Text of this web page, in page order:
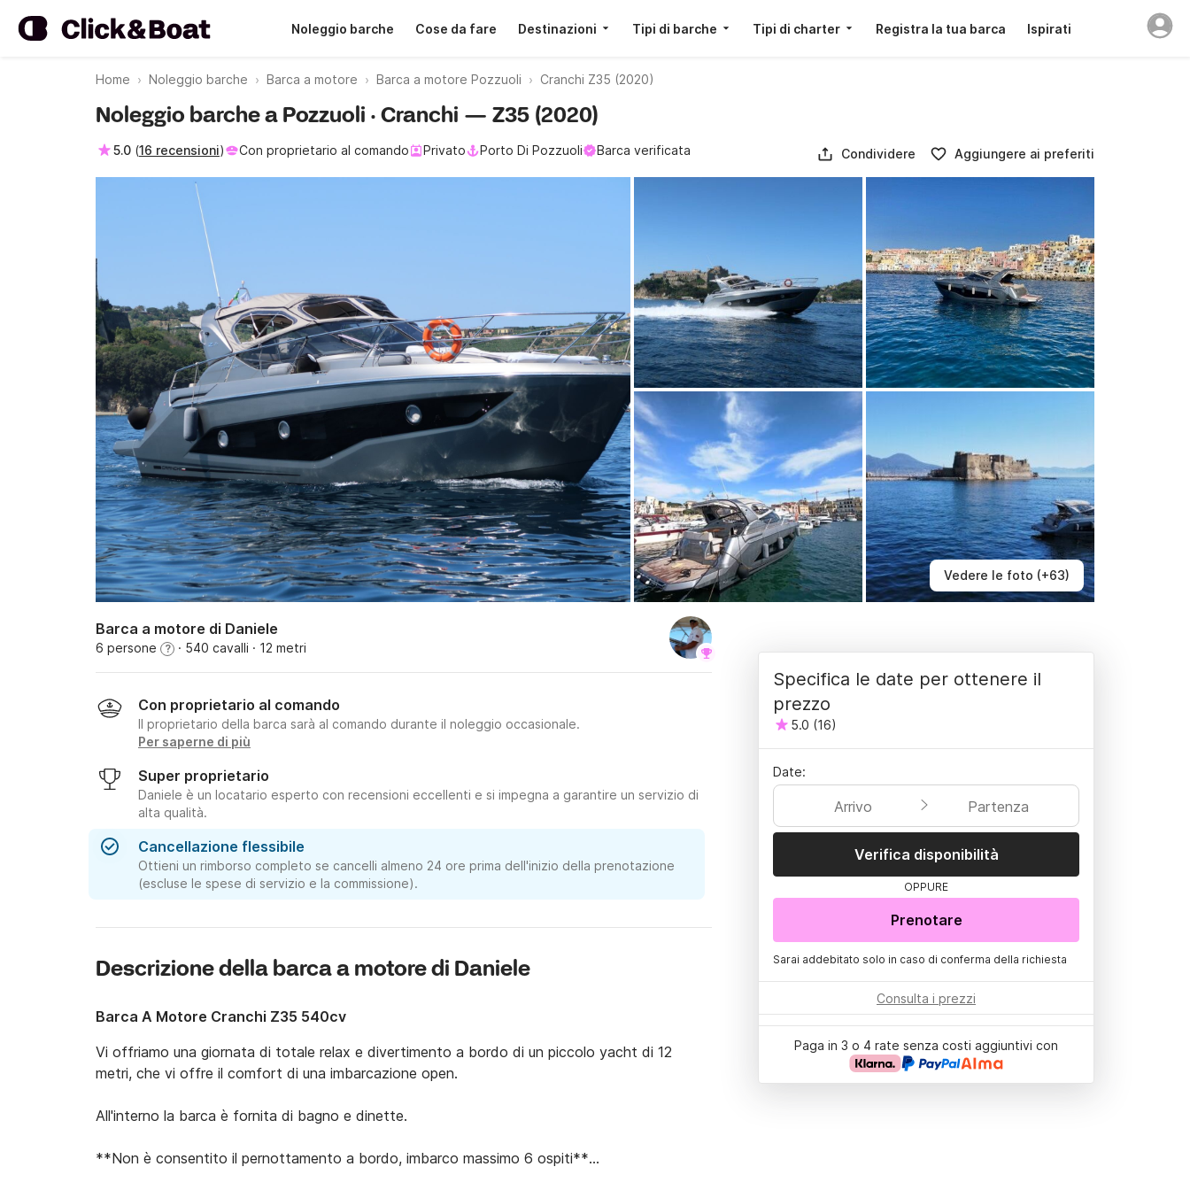
Noleggio barche Cose da fare Destinazioni Tipi di barche Tipi di charter Registra la tua barca Ispirati
Home Noleggio barche Barca a motore Barca a motore Pozzuoli Cranchi Z35 (2020)
Vedere le foto (+63)
Noleggio barche a Pozzuoli · Cranchi — Z35 (2020)
5.0 (16 recensioni) Con proprietario al comando Privato Porto Di Pozzuoli Barca verificata Condividere Aggiungere ai preferiti
Barca a motore di Daniele
6 persone ? · 540 cavalli · 12 metri
Con proprietario al comando
Il proprietario della barca sarà al comando durante il noleggio occasionale.
Per saperne di più
Super proprietario
Daniele è un locatario esperto con recensioni eccellenti e si impegna a garantire un servizio di
alta qualità.
Cancellazione flessibile
Ottieni un rimborso completo se cancelli almeno 24 ore prima dell'inizio della prenotazione
(escluse le spese di servizio e la commissione).
Descrizione della barca a motore di Daniele
Barca A Motore Cranchi Z35 540cv
Vi offriamo una giornata di totale relax e divertimento a bordo di un piccolo yacht di 12
metri, che vi offre il comfort di una imbarcazione open.
All'interno la barca è fornita di bagno e dinette.
**Non è consentito il pernottamento a bordo, imbarco massimo 6 ospiti**
Specifica le date per ottenere il
prezzo
5.0 (16)
Date:
Arrivo Partenza
Verifica disponibilità
OPPURE
Prenotare
Sarai addebitato solo in caso di conferma della richiesta
Consulta i prezzi
Paga in 3 o 4 rate senza costi aggiuntivi con